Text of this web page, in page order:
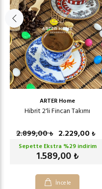
ARTER Home
Hibrit 2'li Fincan Takımı
2.899,00₺ 2.229,00 ₺
Sepette Ekstra %29indirim
1.589,00 ₺
İncele